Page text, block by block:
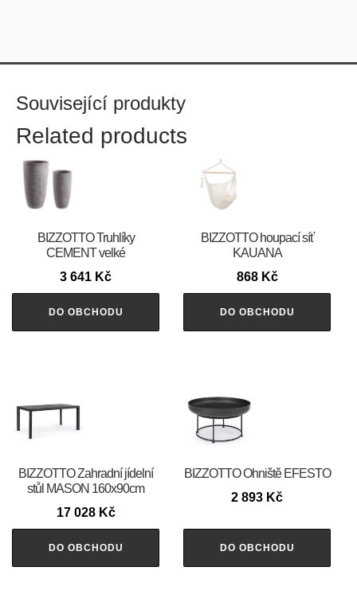
Související produkty
Related products
BIZZOTTO Truhlíky
CEMENT velké
3 641 Kč
DO OBCHODU
BIZZOTTO houpací síť
KAUANA
868 Kč
DO OBCHODU
BIZZOTTO Zahradní jídelní
stůl MASON 160x90cm
17 028 Kč
DO OBCHODU
BIZZOTTO Ohniště EFESTO
2 893 Kč
DO OBCHODU